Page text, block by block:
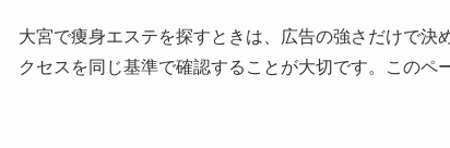
大宮で痩身エステを探すときは、広告の強さだけで
クセスを同じ基準で確認することが大切です。このペ